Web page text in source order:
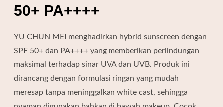
50+ PA++++
YU CHUN MEI menghadirkan hybrid sunscreen dengan
SPF 50+ dan PA++++ yang memberikan perlindungan
maksimal terhadap sinar UVA dan UVB. Produk ini
dirancang dengan formulasi ringan yang mudah
meresap tanpa meninggalkan white cast, sehingga